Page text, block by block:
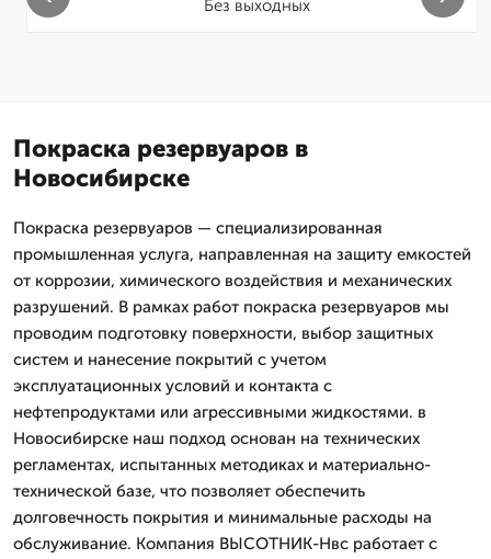
Без выходных
Покраска резервуаров в
Новосибирске
Покраска резервуаров — специализированная
промышленная услуга, направленная на защиту емкостей
от коррозии, химического воздействия и механических
разрушений. В рамках работ покраска резервуаров мы
проводим подготовку поверхности, выбор защитных
систем и нанесение покрытий с учетом
эксплуатационных условий и контакта с
нефтепродуктами или агрессивными жидкостями. в
Новосибирске наш подход основан на технических
регламентах, испытанных методиках и материально-
технической базе, что позволяет обеспечить
долговечность покрытия и минимальные расходы на
обслуживание. Компания ВЫСОТНИК-Нвс работает с